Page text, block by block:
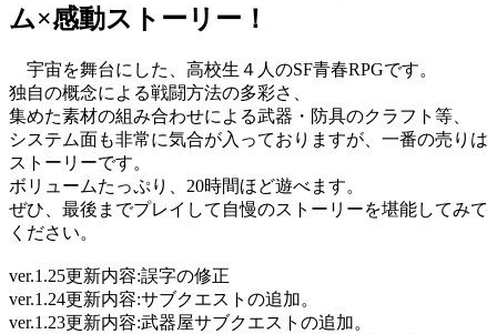
ム×感動ストーリー！
宇宙を舞台にした、高校生４人のSF青春RPGです。
独自の概念による戦闘方法の多彩さ、
集めた素材の組み合わせによる武器・防具のクラフト等、
システム面も非常に気合が入っておりますが、一番の売りは
ストーリーです。
ボリュームたっぷり、20時間ほど遊べます。
ぜひ、最後までプレイして自慢のストーリーを堪能してみて
ください。
ver.1.25更新内容:誤字の修正
ver.1.24更新内容:サブクエストの追加。
ver.1.23更新内容:武器屋サブクエストの追加。